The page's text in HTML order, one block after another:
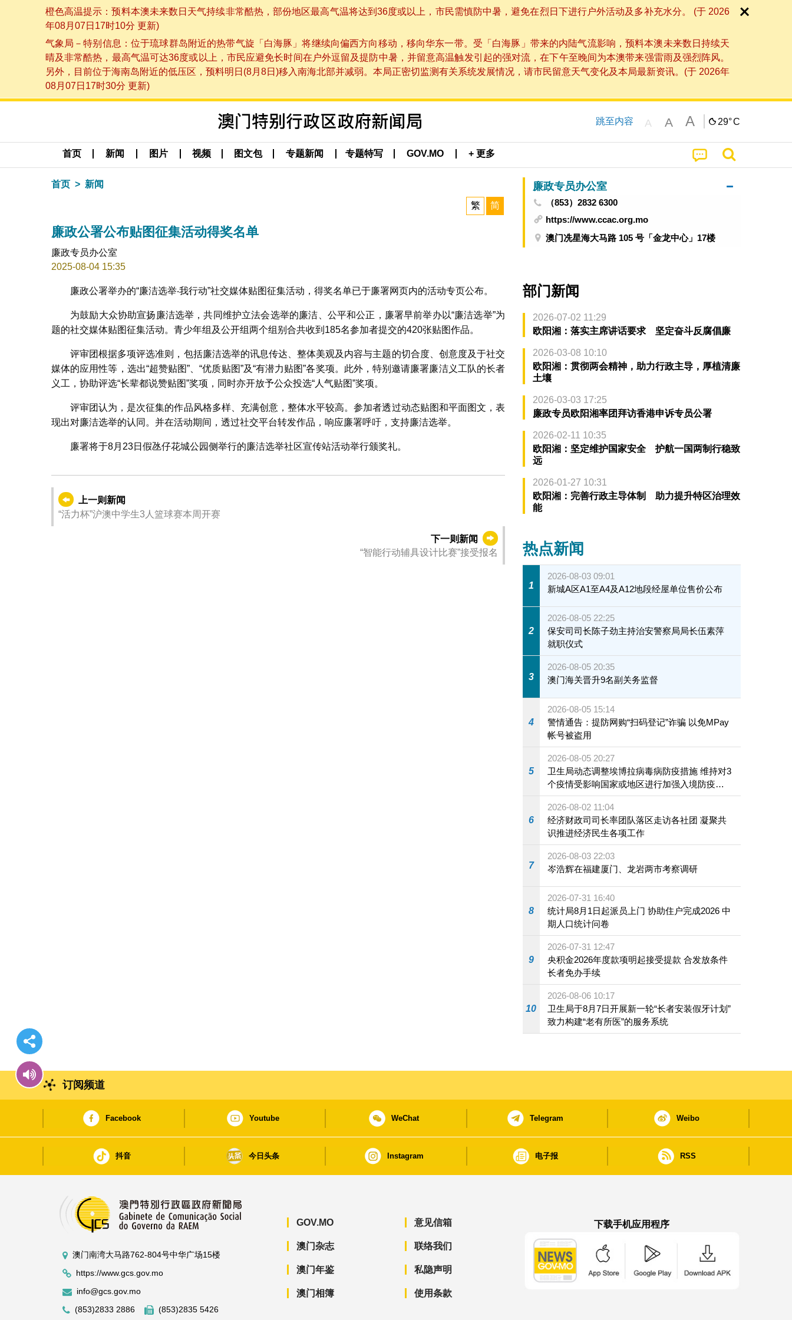
橙色高温提示：预料本澳未来数日天气持续非常酷热，部份地区最高气温将达到36度或以上，市民需慎防中暑，避免在烈日下进行户外活动及多补充水分。 (于 2026
年08月07日17时10分 更新)
气象局－特别信息：位于琉球群岛附近的热带气旋「白海豚」将继续向偏西方向移动，移向华东一带。受「白海豚」带来的内陆气流影响，预料本澳未来数日持续天
晴及非常酷热，最高气温可达36度或以上，市民应避免长时间在户外逗留及提防中暑，并留意高温触发引起的强对流，在下午至晚间为本澳带来强雷雨及强烈阵风。
另外，目前位于海南岛附近的低压区，预料明日(8月8日)移入南海北部并减弱。本局正密切监测有关系统发展情况，请市民留意天气变化及本局最新资讯。(于 2026年
08月07日17时30分 更新)
跳至内容 A A A 29°C
首页 新闻 图片 视频 图文包 专题新闻 专题特写 GOV.MO + 更多
首页 新闻
繁 简
廉政公署公布贴图征集活动得奖名单
廉政专员办公室
2025-08-04 15:35
廉政公署举办的“廉洁选举‧我行动”社交媒体贴图征集活动，得奖名单已于廉署网页内的活动专页公布。
为鼓励大众协助宣扬廉洁选举，共同维护立法会选举的廉洁、公平和公正，廉署早前举办以“廉洁选举”为
题的社交媒体贴图征集活动。青少年组及公开组两个组别合共收到185名参加者提交的420张贴图作品。
评审团根据多项评选准则，包括廉洁选举的讯息传达、整体美观及内容与主题的切合度、创意度及于社交
媒体的应用性等，选出“超赞贴图”、“优质贴图”及“有潜力贴图”各奖项。此外，特别邀请廉署廉洁义工队的长者
义工，协助评选“长辈都说赞贴图”奖项，同时亦开放予公众投选“人气贴图”奖项。
评审团认为，是次征集的作品风格多样、充满创意，整体水平较高。参加者透过动态贴图和平面图文，表
现出对廉洁选举的认同。并在活动期间，透过社交平台转发作品，响应廉署呼吁，支持廉洁选举。
廉署将于8月23日假氹仔花城公园侧举行的廉洁选举社区宣传站活动举行颁奖礼。
上一则新闻
“活力杯”沪澳中学生3人篮球赛本周开赛
下一则新闻
“智能行动辅具设计比赛”接受报名
廉政专员办公室
（853）2832 6300
https://www.ccac.org.mo
澳门冼星海大马路 105 号「金龙中心」17楼
部门新闻
2026-07-02 11:29
欧阳湘：落实主席讲话要求 坚定奋斗反腐倡廉
2026-03-08 10:10
欧阳湘：贯彻两会精神，助力行政主导，厚植清廉
土壤
2026-03-03 17:25
廉政专员欧阳湘率团拜访香港申诉专员公署
2026-02-11 10:35
欧阳湘：坚定维护国家安全 护航一国两制行稳致
远
2026-01-27 10:31
欧阳湘：完善行政主导体制 助力提升特区治理效
能
热点新闻
1
2026-08-03 09:01
新城A区A1至A4及A12地段经屋单位售价公布
2
2026-08-05 22:25
保安司司长陈子劲主持治安警察局局长伍素萍
就职仪式
3
2026-08-05 20:35
澳门海关晋升9名副关务监督
4
2026-08-05 15:14
警情通告：提防网购“扫码登记”诈骗 以免MPay
帐号被盗用
5
2026-08-05 20:27
卫生局动态调整埃博拉病毒病防疫措施 维持对3
个疫情受影响国家或地区进行加强入境防疫措
施
6
2026-08-02 11:04
经济财政司司长率团队落区走访各社团 凝聚共
识推进经济民生各项工作
7
2026-08-03 22:03
岑浩辉在福建厦门、龙岩两市考察调研
8
2026-07-31 16:40
统计局8月1日起派员上门 协助住户完成2026 中
期人口统计问卷
9
2026-07-31 12:47
央积金2026年度款项明起接受提款 合发放条件
长者免办手续
10
2026-08-06 10:17
卫生局于8月7日开展新一轮“长者安装假牙计划”
致力构建“老有所医”的服务系统
订阅频道
Facebook Youtube WeChat Telegram Weibo
抖音 今日头条 Instagram 电子报 RSS
澳门南湾大马路762-804号中华广场15楼
https://www.gcs.gov.mo
info@gcs.gov.mo
(853)2833 2886
(853)2835 5426
GOV.MO
澳门杂志
澳门年鉴
澳门相簿
意见信箱
联络我们
私隐声明
使用条款
下载手机应用程序